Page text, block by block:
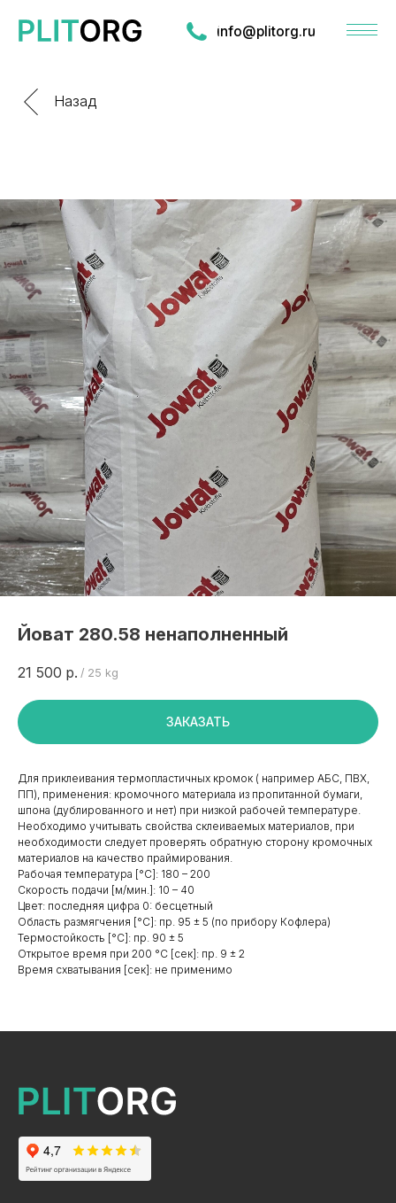
info@plitorg.ru
Назад
Йоват 280.58 ненаполненный
21 500 р. / 25 kg
ЗАКАЗАТЬ
Для приклеивания термопластичных кромок ( например АБС, ПВХ,
ПП), применения: кромочного материала из пропитанной бумаги,
шпона (дублированного и нет) при низкой рабочей температуре.
Необходимо учитывать свойства склеиваемых материалов, при
необходимости следует проверять обратную сторону кромочных
материалов на качество праймирования.
Рабочая температура [°C]: 180 – 200
Скорость подачи [м/мин.]: 10 – 40
Цвет: последняя цифра 0: бесцетный
Область размягчения [°C]: пр. 95 ± 5 (по прибору Кофлера)
Термостойкость [°C]: пр. 90 ± 5
Открытое время при 200 °С [сек]: пр. 9 ± 2
Время схватывания [сек]: не применимо
+7 495 799 83 99
info@plitorg.ru
КАТАЛОГ
Столешницы Slim line
Кромочный материал
Мебельная фурнитура
Клей-расплав